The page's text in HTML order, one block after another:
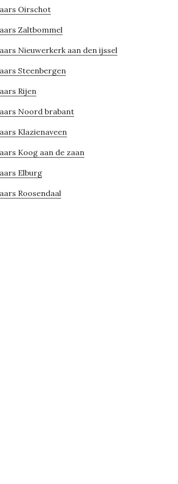
Oirschot
Zaltbommel
Nieuwerkerk aan den ijssel
Steenbergen
Rijen
Noord brabant
Klazienaveen
Koog aan de zaan
Elburg
Roosendaal